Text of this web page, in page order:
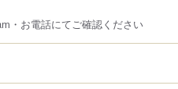
・お電話にてご確認ください